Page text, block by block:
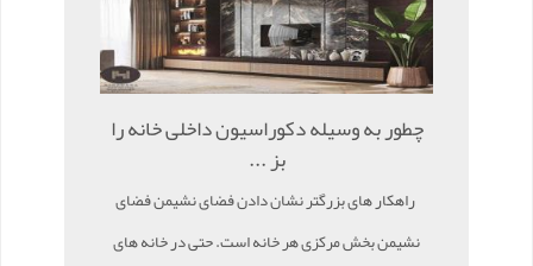
چطور به وسیله دکوراسیون داخلی خانه را
بز ...
راهکار های بزرگتر نشان دادن فضای نشیمن فضای
نشیمن بخش مرکزی هر خانه است. حتی در خانه های